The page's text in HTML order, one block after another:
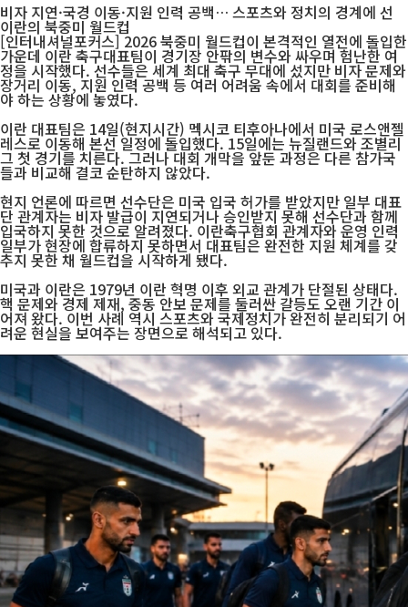
비자 지연·국경 이동·지원 인력 공백… 스포츠와 정치의 경계에 선
이란의 북중미 월드컵
[인터내셔널포커스] 2026 북중미 월드컵이 본격적인 열전에 돌입한
가운데 이란 축구대표팀이 경기장 안팎의 변수와 싸우며 험난한 여
정을 시작했다. 선수들은 세계 최대 축구 무대에 섰지만 비자 문제와
장거리 이동, 지원 인력 공백 등 여러 어려움 속에서 대회를 준비해
야 하는 상황에 놓였다.
이란 대표팀은 14일(현지시간) 멕시코 티후아나에서 미국 로스앤젤
레스로 이동해 본선 일정에 돌입했다. 15일에는 뉴질랜드와 조별리
그 첫 경기를 치른다. 그러나 대회 개막을 앞둔 과정은 다른 참가국
들과 비교해 결코 순탄하지 않았다.
현지 언론에 따르면 선수단은 미국 입국 허가를 받았지만 일부 대표
단 관계자는 비자 발급이 지연되거나 승인받지 못해 선수단과 함께
입국하지 못한 것으로 알려졌다. 이란축구협회 관계자와 운영 인력
일부가 현장에 합류하지 못하면서 대표팀은 완전한 지원 체계를 갖
추지 못한 채 월드컵을 시작하게 됐다.
미국과 이란은 1979년 이란 혁명 이후 외교 관계가 단절된 상태다.
핵 문제와 경제 제재, 중동 안보 문제를 둘러싼 갈등도 오랜 기간 이
어져 왔다. 이번 사례 역시 스포츠와 국제정치가 완전히 분리되기 어
려운 현실을 보여주는 장면으로 해석되고 있다.